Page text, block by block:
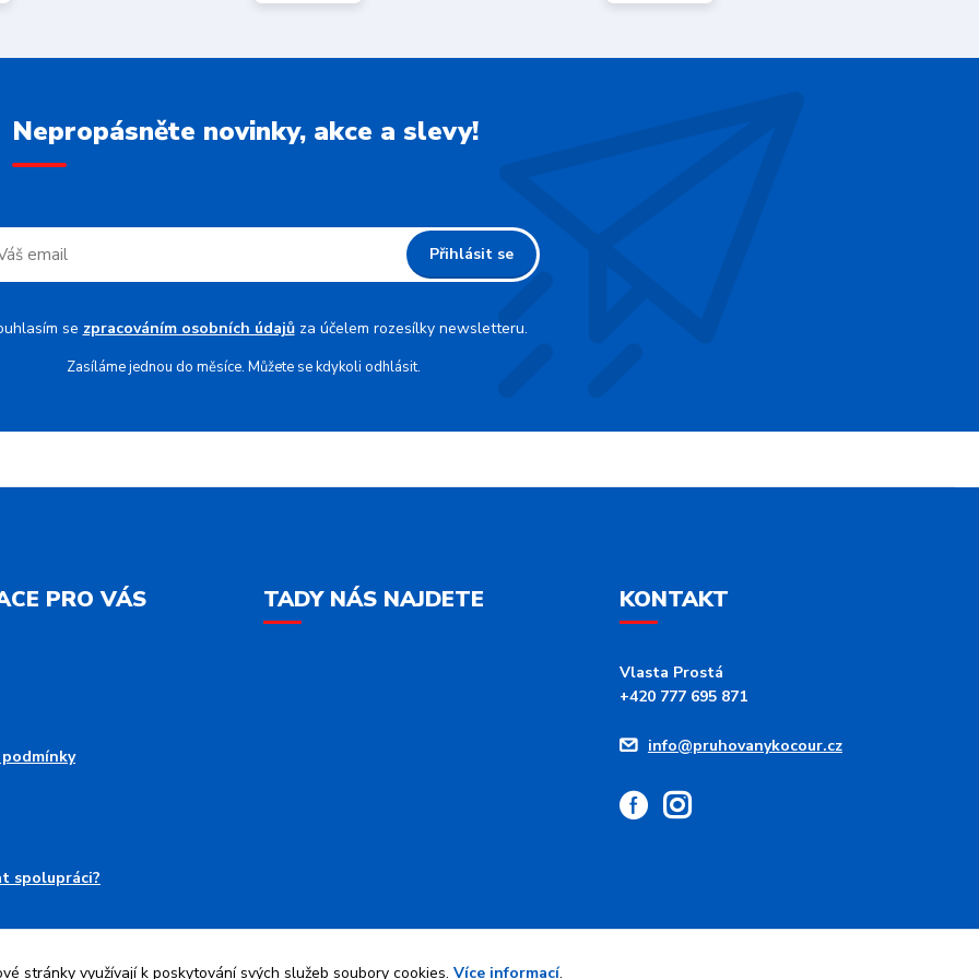
Nepropásněte novinky, akce a slevy!
Přihlásit se
se zpracováním osobních údajůza účelem rozesílky newsletteru.
Zasíláme jednou do měsíce. Můžete se kdykoli odhlásit.
PRO VÁS
spolupráci?
TADY NÁS NAJDETE KONTAKT
Vlasta Prostá
+420 777 695 871
info@pruhovanykocour.cz
stránky využívají k poskytování svých služeb soubory cookies. Více informací.